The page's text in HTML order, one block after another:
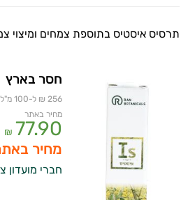
תרסיס איסטיס בתוספת צמחים ומיצוי
חסר בארץ
256 ₪ ל-100 מ"ל
מחיר באתר
77.90
₪
מחיר
חברי מועדון